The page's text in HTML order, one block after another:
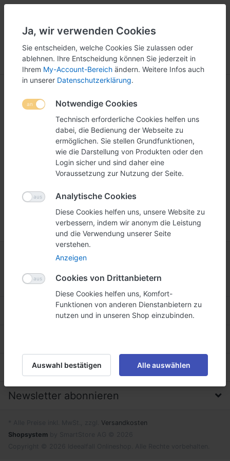
Menü Anmelden Vergleichen Wunschliste Warenkorb
Desinfektionsmittel
Desinfektionsmittel für dieDesinfektionsspenderoder
in einer handlichen Flasche für Unterwegs.
Corona Präventions Produkten
Informationen
Firma, Impressum & Datenschutz
Newsletter abonnieren
Versandkosten
Shopsystem
Ja, wir verwenden Cookies
Sie entscheiden, welche Cookies Sie zulassen oder
ablehnen. Ihre Entscheidung können Sie jederzeit in
Ihrem My-Account-Bereich ändern. Weitere Infos auch
in unserer Datenschutzerklärung.
Notwendige Cookies
Technisch erforderliche Cookies helfen uns
dabei, die Bedienung der Webseite zu
ermöglichen. Sie stellen Grundfunktionen,
wie die Darstellung von Produkten oder den
Login sicher und sind daher eine
Voraussetzung zur Nutzung der Seite.
Analytische Cookies
Diese Cookies helfen uns, unsere Website zu
verbessern, indem wir anonym die Leistung
und die Verwendung unserer Seite
verstehen.
Anzeigen
Cookies von Drittanbietern
Diese Cookies helfen uns, Komfort-
Funktionen von anderen Dienstanbietern zu
nutzen und in unseren Shop einzubinden.
Auswahl bestätigen Alle auswählen